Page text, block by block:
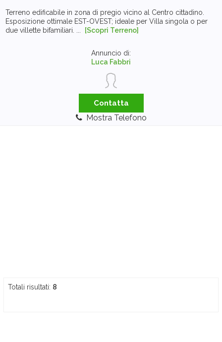
Terreno edificabile in zona di pregio vicino al Centro cittadino.
Esposizione ottimale EST-OVEST; ideale per Villa singola o per
due villette bifamiliari. ...
[Scopri Terreno]
Annuncio di:
Luca Fabbri
Contatta
Mostra Telefono
Totali risultati: 8